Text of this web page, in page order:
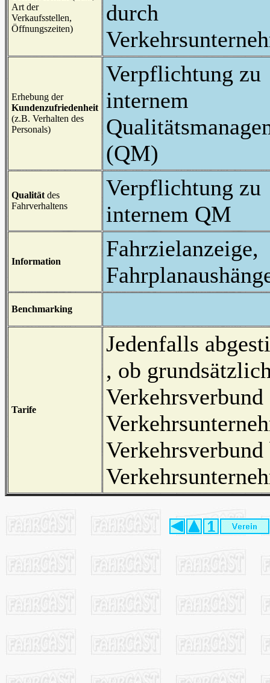
Art der
Verkaufsstellen,
Öffnungszeiten)
durch
Erhebung der
Kundenzufriedenheit
(z.B. Verhalten des
Personals)
Verpflichtung zu
internem
(QM)
Qualität des
Fahrverhaltens
Verpflichtung zu
internem QM
Information
Fahrzielanzeige,
Benchmarking
Tarife
Jedenfalls
, ob